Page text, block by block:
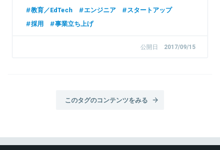
教育／EdTech エンジニア
スタートアップ
採用
事業立ち上げ
公開日 2017/09/15
このタグのコンテンツをみる